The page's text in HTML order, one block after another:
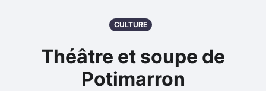
CULTURE
Théâtre et soupe de
Potimarron